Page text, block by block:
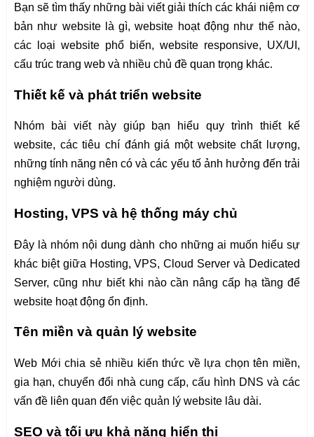
Bạn sẽ tìm thấy những bài viết giải thích các khái niệm cơ
bản như website là gì, website hoạt động như thế nào,
các loại website phổ biến, website responsive, UX/UI,
cấu trúc trang web và nhiều chủ đề quan trọng khác.
Thiết kế và phát triển website
Nhóm bài viết này giúp bạn hiểu quy trình thiết kế
website, các tiêu chí đánh giá một website chất lượng,
những tính năng nên có và các yếu tố ảnh hưởng đến trải
nghiệm người dùng.
Hosting, VPS và hệ thống máy chủ
Đây là nhóm nội dung dành cho những ai muốn hiểu sự
khác biệt giữa Hosting, VPS, Cloud Server và Dedicated
Server, cũng như biết khi nào cần nâng cấp hạ tầng để
website hoạt động ổn định.
Tên miền và quản lý website
Web Mới chia sẻ nhiều kiến thức về lựa chọn tên miền,
gia hạn, chuyển đổi nhà cung cấp, cấu hình DNS và các
vấn đề liên quan đến việc quản lý website lâu dài.
SEO và tối ưu khả năng hiển thị